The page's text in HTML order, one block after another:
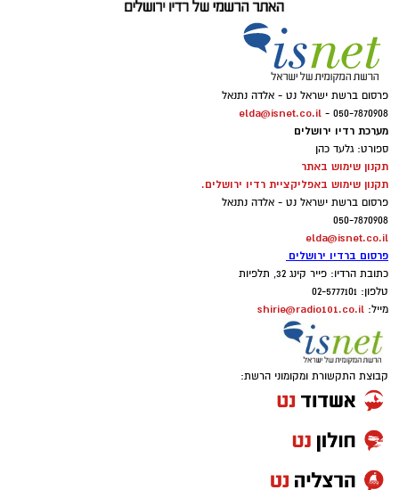
פרסום ברשת ישראל נט - אלדה נתנאל
050-7870908 -
elda@isnet.co.il
מערכת רדיו ירושלים
ספורט: גלעד כהן
תקנון שימוש באתר
תקנון שימוש באפליקציית רדיו ירושלים.
פרסום ברשת ישראל נט - אלדה נתנאל
050-7870908
elda@isnet.co.il
פרסום ברדיו ירושלים
כתובת הרדיו: פייר קינג 32, תלפיות
טלפון: 02-5777101
מייל: shirie@radio101.co.il
קבוצת התקשורת ומקומוני הרשת: